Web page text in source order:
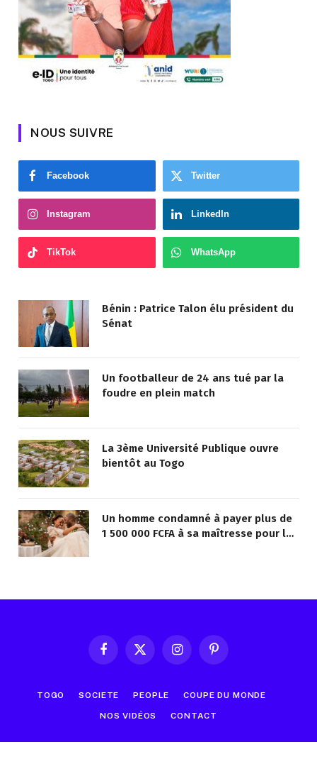
NOUS SUIVRE
Facebook Twitter
Instagram LinkedIn
TikTok WhatsApp
Bénin : Patrice Talon élu président du
Sénat
Un footballeur de 24 ans tué par la
foudre en plein match
La 3ème Université Publique ouvre
bientôt au Togo
Un homme condamné à payer plus de
1 500 000 FCFA à sa maîtresse pour lui
FacebookX
InstagramPinterest
TOGO SOCIETE PEOPLE COUPE DU MONDE
NOS VIDÉOS CONTACT